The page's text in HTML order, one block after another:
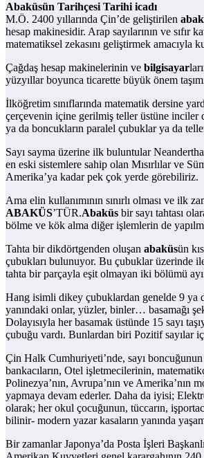
Abaküsün Tarihçesi Tarihi icadı
M.Ö. 2400 yıllarında Çin’de geliştirilen
hesap makinesidir. Arap sayılarının ve sıfır
matematiksel zekasını geliştirmek amacıyla
Çağdaş hesap makinelerinin ve bilgisayar
yüzyıllar boyunca ticarette büyük önem
İlköğretim sınıflarında matematik dersine
çerçevenin içine gerilmiş teller üstüne inciler
ya da boncukların paralel çubuklar ya da
Sayı sayma üzerine ilk buluntular
en eski sistemlere sahip olan Mısırlılar ve
Amerika’ya kadar pek çok yerde görebiliriz.
Ama elin kullanımının sınırlı olması ve ilk
ABAKÜS’TÜR.Abaküs bir sayı tahtası
bölme ve kök alma diğer işlemlerin de
Tahta bir dikdörtgenden oluşan abaküsün
çubukları bulunuyor. Bu çubuklar üzerinde
tahta bir parçayla eşit olmayan iki bölümü
Hang isimli dikey çubuklardan genelde 9 ya
yanındaki onlar, yüzler, binler… basamağı
Dolayısıyla her basamak üstünde 15 sayı
çubuğu vardı. Bunlardan biri Pozitif sayılar
Çin Halk Cumhuriyeti’nde, sayı boncuğunun
bankacıların, Otel işletmecilerinin,
Polinezya’nın, Avrupa’nın ve Amerika’nın
yapmaya devam ederler. Daha da iyisi;
olarak; her okul çocuğunun, tüccarın,
bilinir- modern yazar kasaların yanında
Bir zamanlar Japonya’da Posta İşleri